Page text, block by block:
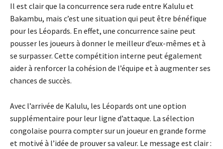
Il est clair que la concurrence sera rude entre Kalulu et
Bakambu, mais c’est une situation qui peut être bénéfique
pour les Léopards. En effet, une concurrence saine peut
pousser les joueurs à donner le meilleur d’eux-mêmes et à
se surpasser. Cette compétition interne peut également
aider à renforcer la cohésion de l’équipe et à augmenter ses
chances de succès.
Avec l’arrivée de Kalulu, les Léopards ont une option
supplémentaire pour leur ligne d’attaque. La sélection
congolaise pourra compter sur un joueur en grande forme
et motivé à l’idée de prouver sa valeur. Le message est clair :